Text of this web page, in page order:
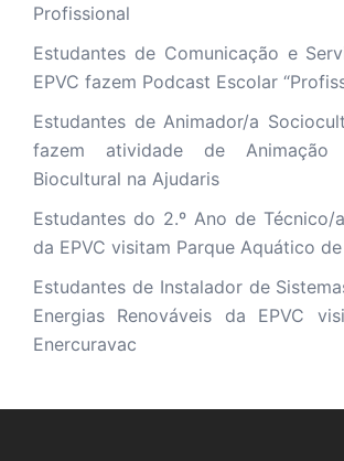
Profissional
Estudantes de Comunicação e
EPVC fazem Podcast Escolar
Estudantes de Animador/a
fazem atividade de Animação
Biocultural na Ajudaris
Estudantes do 2.º Ano de Técnico/
da EPVC visitam Parque Aquático
Estudantes de Instalador de
Energias Renováveis da EPVC
Enercuravac